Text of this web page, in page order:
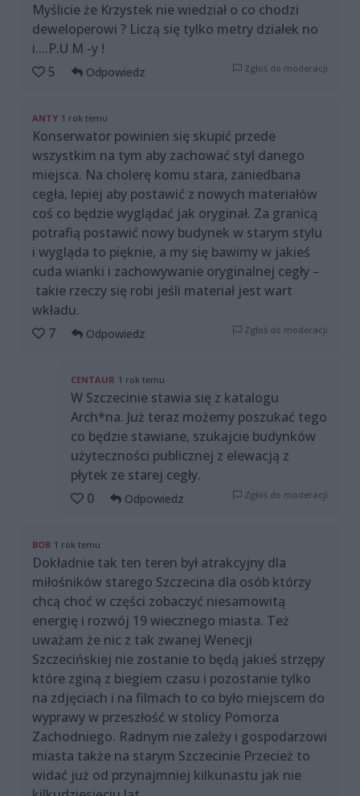
Myślicie że Krzystek nie wiedział o co chodzi
deweloperowi ? Liczą się tylko metry działek no
i....P.U M -y !
5
Odpowiedz Zgłoś do moderacji
ANTY 1 rok temu
Konserwator powinien się skupić przede
wszystkim na tym aby zachować styl danego
miejsca. Na cholerę komu stara, zaniedbana
cegła, lepiej aby postawić z nowych materiałów
coś co będzie wyglądać jak oryginał. Za granicą
potrafią postawić nowy budynek w starym stylu
i wygląda to pięknie, a my się bawimy w jakieś
cuda wianki i zachowywanie oryginalnej cegły –
takie rzeczy się robi jeśli materiał jest wart
wkładu.
7
Odpowiedz Zgłoś do moderacji
CENTAUR 1 rok temu
W Szczecinie stawia się z katalogu
Arch*na. Już teraz możemy poszukać tego
co będzie stawiane, szukajcie budynków
użyteczności publicznej z elewacją z
płytek ze starej cegły.
0
Odpowiedz Zgłoś do moderacji
BOB 1 rok temu
Dokładnie tak ten teren był atrakcyjny dla
miłośników starego Szczecina dla osób którzy
chcą choć w części zobaczyć niesamowitą
energię i rozwój 19 wiecznego miasta. Też
uważam że nic z tak zwanej Wenecji
Szczecińskiej nie zostanie to będą jakieś strzępy
które zginą z biegiem czasu i pozostanie tylko
na zdjęciach i na filmach to co było miejscem do
wyprawy w przeszłość w stolicy Pomorza
Zachodniego. Radnym nie zależy i gospodarzowi
miasta także na starym Szczecinie Przecież to
widać już od przynajmniej kilkunastu jak nie